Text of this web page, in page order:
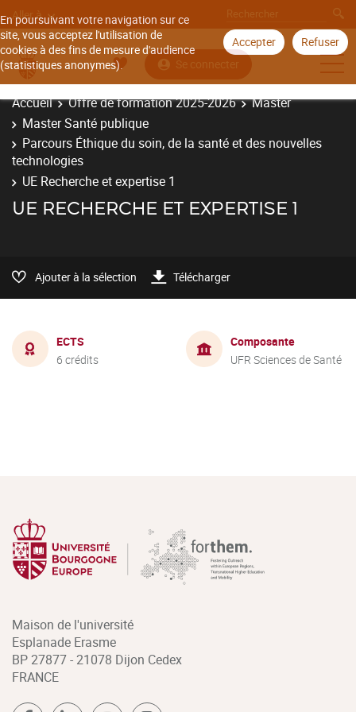
En poursuivant votre navigation sur ce
site, vous acceptez l'utilisation de
cookies à des fins de mesure d'audience
(statistiques anonymes).
Accepter Refuser
Aller à
Se connecter
Accueil Offre de formation 2025-2026
Master
Master Santé publique
Parcours Éthique du soin, de la santé et des nouvelles
technologies
UE Recherche et expertise 1
UE RECHERCHE ET EXPERTISE 1
Ajouter à la sélection Télécharger
ECTS
6 crédits
Composante
UFR Sciences de Santé
Maison de l'université
Esplanade Erasme
BP 27877 - 21078 Dijon Cedex
FRANCE